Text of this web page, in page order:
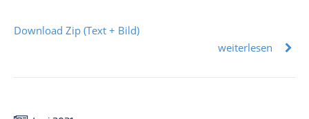
Download Zip (Text + Bild)
weiterlesen